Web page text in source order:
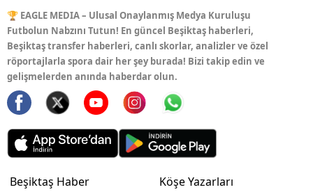
🏆 EAGLE MEDIA – Ulusal Onaylanmış Medya Kuruluşu
Futbolun Nabzını Tutun! En güncel Beşiktaş haberleri,
Beşiktaş transfer haberleri, canlı skorlar, analizler ve özel
röportajlarla spora dair her şey burada! Bizi takip edin ve
gelişmelerden anında haberdar olun.
Beşiktaş Haber
Köşe Yazarları